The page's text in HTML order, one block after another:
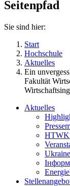
Seitenpfad
Sie sind hier:
Start
Hochschule
Aktuelles
Ein
Fakultät
Aktuelles